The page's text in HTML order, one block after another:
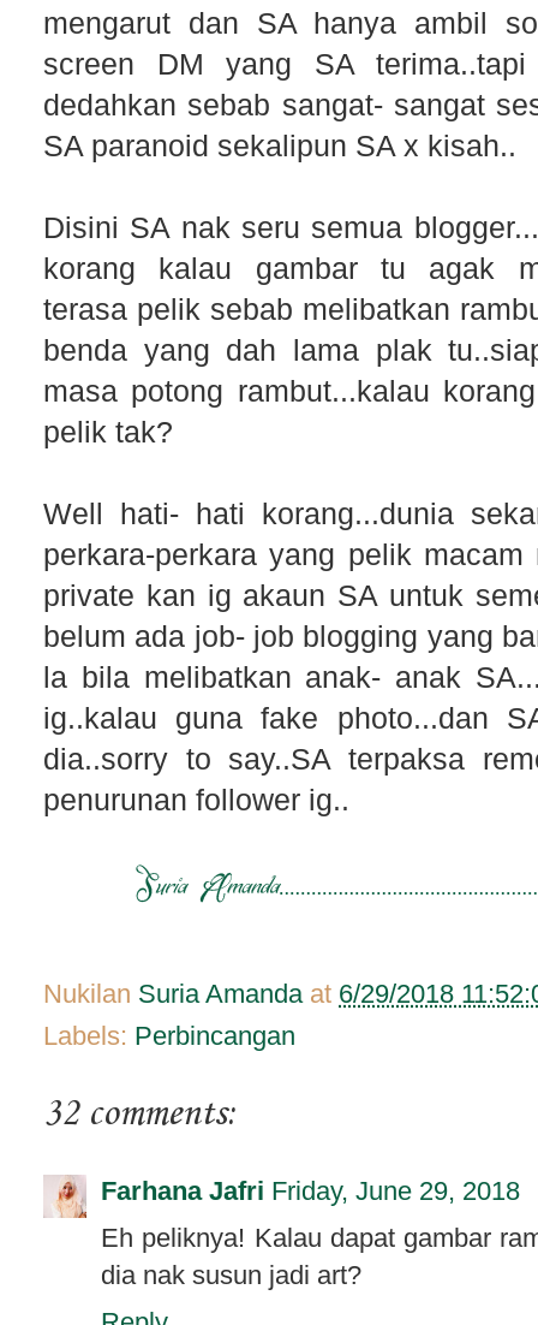
mengarut dan SA hanya ambil
screen DM yang SA
dedahkan sebab sangat- sangat
SA paranoid sekalipun SA x kisah..
Disini SA nak seru semua
korang kalau gambar tu agak
terasa pelik sebab melibatkan
benda yang dah lama plak
masa potong rambut...kalau
pelik tak?
Well hati- hati korang...dunia
perkara-perkara yang pelik
private kan ig akaun SA untuk
belum ada job- job blogging yang
la bila melibatkan anak- anak
ig..kalau guna fake photo...dan
dia..sorry to say..SA terpaksa
penurunan follower ig..
Nukilan Suria Amanda at 6/29/2018
Labels: Perbincangan
32 comments:
Farhana Jafri Friday, June 29, 2018
Eh peliknya! Kalau dapat gambar
dia nak susun jadi art?